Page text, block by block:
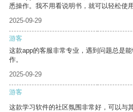
悉操作。我不用看说明书，就可以轻松使用
2025-09-29
游客
这款app的客服非常专业，遇到问题总是
作。
2025-09-29
游客
这款学习软件的社区氛围非常好，可以与